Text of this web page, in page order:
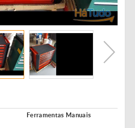
Ferramentas Manuais